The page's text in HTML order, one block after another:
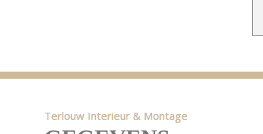
Terlouw Interieur & Montage